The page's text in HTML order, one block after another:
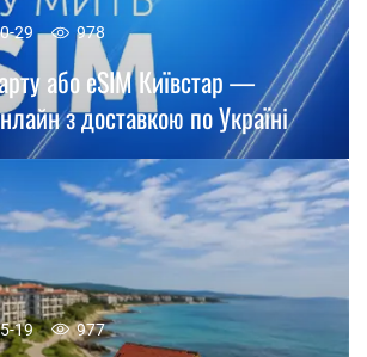
29 978
або eSIM Київстар —
з доставкою по Україні
19 977